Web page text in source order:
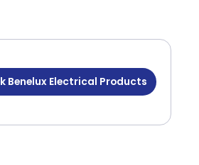
Benelux Electrical Products